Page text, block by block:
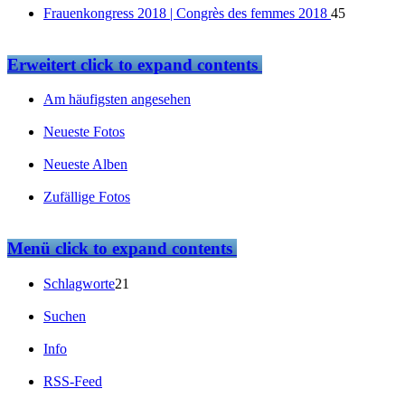
Frauenkongress 2018 | Congrès des femmes 2018 45
Erweitertclick to expand contents
Am häufigsten angesehen
Neueste Fotos
Neueste Alben
Zufällige Fotos
Menüclick to expand contents
Schlagworte21
Suchen
Info
RSS-Feed